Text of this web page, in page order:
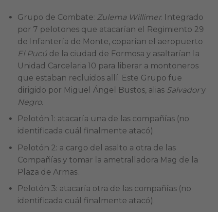
Grupo de Combate: Zulema Willimer. Integrado
por 7 pelotones que atacarían el Regimiento 29
de Infantería de Monte, coparían el aeropuerto
El Pucúde la ciudad de Formosa y asaltarían la
Unidad Carcelaria 10 para liberar a montoneros
que estaban recluidos allí. Este Grupo fue
dirigido por Miguel Ángel Bustos, alias Salvadory
Negro.
Pelotón 1: atacaría una de las compañías (no
identificada cuál finalmente atacó).
Pelotón 2: a cargo del asalto a otra de las
Compañías y tomar la ametralladora Mag de la
Plaza de Armas.
Pelotón 3: atacaría otra de las compañías (no
identificada cuál finalmente atacó).